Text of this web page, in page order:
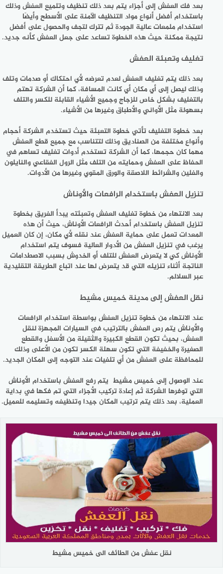
بعد فك العفش إلى أجزاء يتم بعد ذلك تنظيف وتلميع العفش وذلك
باستخدام أفضل أنواع مواد التنظيف الآمنة على الأسطح وأيضًا
استخدام ملمعات عالية الجودة ثم تترك لتجف والحصول على أفضل
نتيجة ممكنة حيث هذه الخطوة تساعد على جعل العفش كأنه جديد.
تغليف وتعبئة العفش
بعد ذلك يتم تغليف العفش لعدم تعرضه لأي احتكاك أو صدمات وتلف
وذلك ليصل إلى أي مكان أي كانت المسافة، كما أن الشركة تهتم
بالتغليف بشكل خاص للزجاج وجميع الأشياء القابلة للكسر والتلف
بسهولة مثل الأواني والأطباق وغيرها من الأشياء.
بعد خطوة التغليف تأتي خطوة التعبئة حيث تستخدم الشركة أحجام
وأنواع مختلفة من الصناديق وذلك لتتناسب مع جميع قطع العفش
مهما كان حجمها، كما أن الشركة تستخدم أدوات تغليف تساهم في
الحفاظ على العفش وحمايته من التلف مثل الرول الفقاعي والنايلون
والفلين والشرائط اللاصقة والورق المقوي وغيرها من الأدوات.
تنزيل العفش باستخدام الرافعات والأوناش
بعد الانتهاء من خطوة تغليف العفش وتعبئته يبدأ الفريق بخطوة
تنزيل العفش باستخدام أحدث الرافعات الأوناش، حيث أن هذه
المعدات تعمل على حماية العفش عند نقله لأي مكان، إن كان العميل
يرغب في تنزيل العفش من الأدوار العالية فسوف يتم استخدام
الأوناش كي لا يتعرض العفش للتلف أو الخدوش بسبب الاصطدامات
الناتجة أثناء تنزيله التي قد يتعرض لها عند اتباع الطريقة التقليدية
عبر السلالم.
نقل العفش إلى مدينة خميس مشيط
عند الانتهاء من خطوة تنزيل العفش بواسطة استخدام الرافعات
والأوناش يتم رص العفش بالترتيب في السيارات المجهزة لنقل
العفش، بحيث تكون القطع الكبيرة والثقيلة من الأسفل والقطع
الصغيرة والخفيفة التي تكون سهلة الكسر تكون من الأعلى وذلك
للمحافظة على العفش من أي تلفيات عند التوجه إلى المكان الجديد.
عند الوصول إلى خميس مشيط يتم رفع العفش باستخدام الأوناش
التي توفرها الشركة ثم إعادة تركيب الأجزاء التي تم فكها في بداية
العملية، بعد ذلك يتم ترتيب المكان جيدا وتنظيفه وتسليمه للعميل.
نقل عفش من الطائف الى خميس مشيط